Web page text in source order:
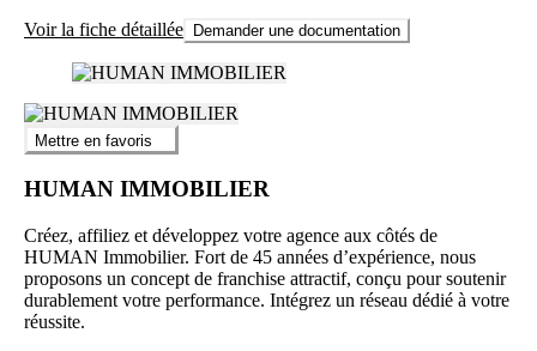
Voir la fiche détaillée Demander une documentation
Mettre en favoris
HUMAN IMMOBILIER
Créez, affiliez et développez votre agence aux côtés de
HUMAN Immobilier. Fort de 45 années d’expérience, nous
proposons un concept de franchise attractif, conçu pour soutenir
durablement votre performance. Intégrez un réseau dédié à votre
réussite.